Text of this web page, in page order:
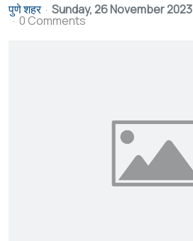
पुणे शहर Sunday, 26 November 2023
0 Comments